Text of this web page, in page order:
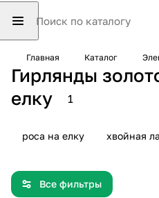
Главная Каталог
Гирлянды
елку
1
роса на елку хвойная
Все фильтры